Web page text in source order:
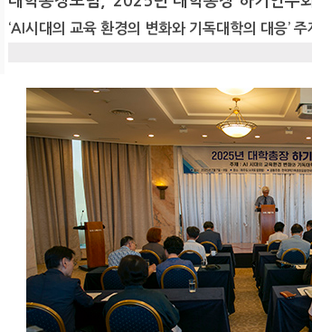
‘AI시대의 교육 환경의 변화와 기독대학의 대응’ 주